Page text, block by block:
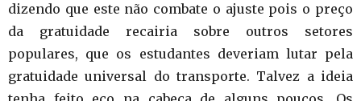
dizendo que este não combate o ajuste pois o preço
da gratuidade recairia sobre outros setores
populares, que os estudantes deveriam lutar pela
gratuidade universal do transporte. Talvez a ideia